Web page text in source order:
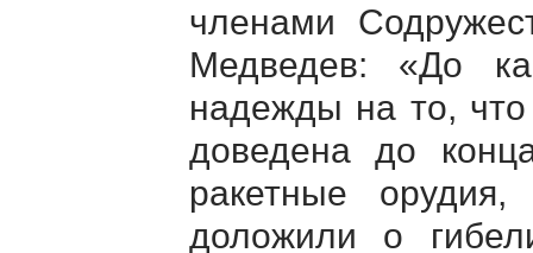
членами
Медведев: «До
надежды на то, что
доведена до
ракетные
доложили о